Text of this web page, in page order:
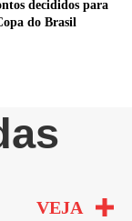
decididos para
do Brasil
VEJA